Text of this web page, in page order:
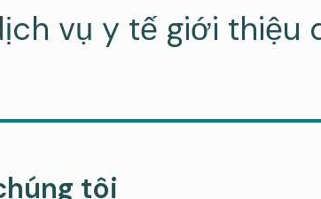
vụ y tế giới thiệu
tôi